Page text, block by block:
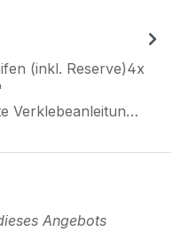
(inkl. Reserve)4x
Verklebeanleitun…
Angebots